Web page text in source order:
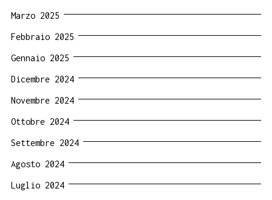
Marzo 2025
Febbraio 2025
Gennaio 2025
Dicembre 2024
Novembre 2024
Ottobre 2024
Settembre 2024
Agosto 2024
Luglio 2024